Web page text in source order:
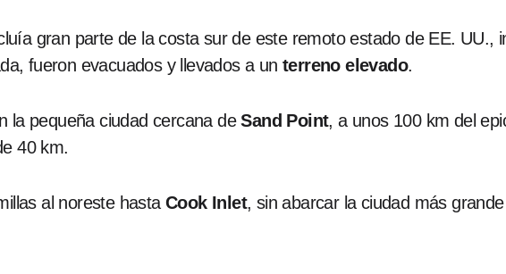
gran parte de la costa sur de este remoto estado de EE. UU.,
fueron evacuados y llevados a unterreno elevado.
la pequeña ciudad cercana deSand Point, a unos 100 km del
40 km.
al noreste hasta Cook Inlet, sin abarcar la ciudad más